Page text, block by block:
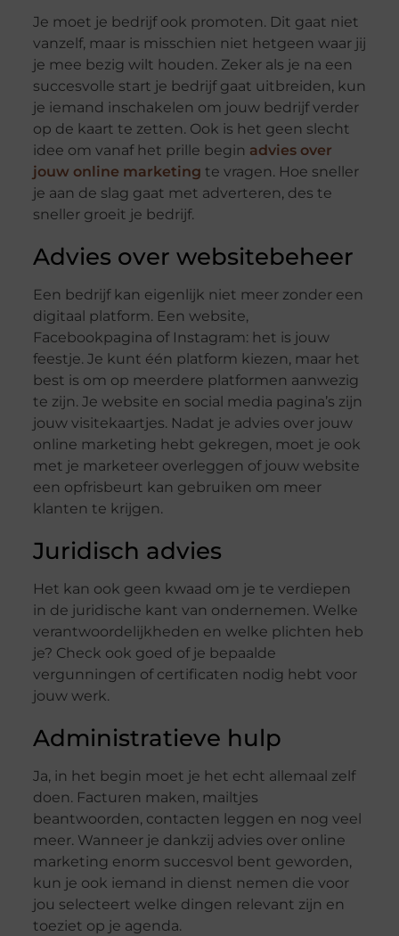
Je moet je bedrijf ook promoten. Dit gaat niet
vanzelf, maar is misschien niet hetgeen waar jij
je mee bezig wilt houden. Zeker als je na een
succesvolle start je bedrijf gaat uitbreiden, kun
je iemand inschakelen om jouw bedrijf verder
op de kaart te zetten. Ook is het geen slecht
idee om vanaf het prille begin advies over
jouw online marketing te vragen. Hoe sneller
je aan de slag gaat met adverteren, des te
sneller groeit je bedrijf.
Advies over websitebeheer
Een bedrijf kan eigenlijk niet meer zonder een
digitaal platform. Een website,
Facebookpagina of Instagram: het is jouw
feestje. Je kunt één platform kiezen, maar het
best is om op meerdere platformen aanwezig
te zijn. Je website en social media pagina’s zijn
jouw visitekaartjes. Nadat je advies over jouw
online marketing hebt gekregen, moet je ook
met je marketeer overleggen of jouw website
een opfrisbeurt kan gebruiken om meer
klanten te krijgen.
Juridisch advies
Het kan ook geen kwaad om je te verdiepen
in de juridische kant van ondernemen. Welke
verantwoordelijkheden en welke plichten heb
je? Check ook goed of je bepaalde
vergunningen of certificaten nodig hebt voor
jouw werk.
Administratieve hulp
Ja, in het begin moet je het echt allemaal zelf
doen. Facturen maken, mailtjes
beantwoorden, contacten leggen en nog veel
meer. Wanneer je dankzij advies over online
marketing enorm succesvol bent geworden,
kun je ook iemand in dienst nemen die voor
jou selecteert welke dingen relevant zijn en
toeziet op je agenda.